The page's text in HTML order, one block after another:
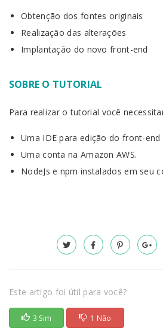
Obtenção dos fontes originais
Realização das alterações
Implantação do novo front-end
SOBRE O TUTORIAL
Para realizar o tutorial você
Uma IDE para edição do front-end
Uma conta na Amazon AWS.
NodeJs e npm instalados em seu
Este artigo foi útil para você?
3 Sim 1 Não